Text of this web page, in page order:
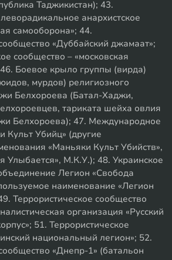
Таджикистан); 43.
анархистское
самооборона»; 44.
«Дуббайский джамаат»;
сообщество – «московская
Боевое крыло группы (вирда)
мурдов) религиозного
Белхороева (Батал-Хаджи,
тариката шейха овлия
Белхороева); 47. Международное
Культ Убийц» (другие
«Маньяки Культ Убийств»,
Улыбается», М.К.У.); 48. Украинское
Легион «Свобода
наименование «Легион
Террористическое сообщество
организация «Русский
51. Террористическое
национальный легион»; 52.
«Днепр-1» (батальон